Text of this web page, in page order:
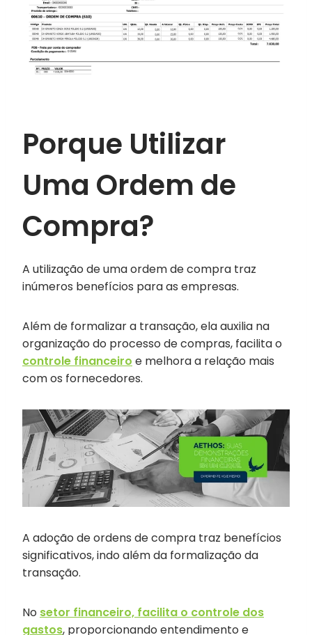
Porque Utilizar
Uma Ordem de
Compra?
A utilização de uma ordem de compra traz
inúmeros benefícios para as empresas.
Além de formalizar a transação, ela auxilia na
organização do processo de compras, facilita o
controle financeiro e melhora a relação mais
com os fornecedores.
A adoção de ordens de compra traz benefícios
significativos, indo além da formalização da
transação.
No setor financeiro, facilita o controle dos
gastos, proporcionando entendimento e